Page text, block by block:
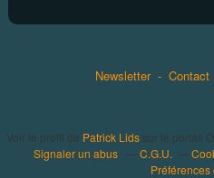
Newsletter - Contact
Voir le profil de Patrick Lids sur le portail
Signaler un abus
C.G.U.
Préférences